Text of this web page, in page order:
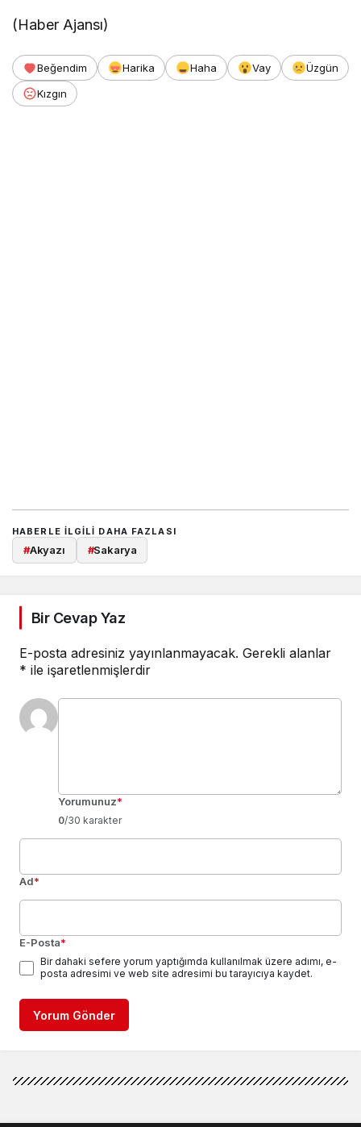
(Haber Ajansı)
Beğendim Harika Haha Vay
Üzgün
Kızgın
HABERLE ILGILI DAHA FAZLASI
#Akyazı #Sakarya
Bir Cevap Yaz
E-posta adresiniz yayınlanmayacak. Gerekli alanlar
* ile işaretlenmişlerdir
Yorumunuz*
0/30 karakter
Ad*
E-Posta*
Bir dahaki sefere yorum yaptığımda kullanılmak üzere adımı, e-
posta adresimi ve web site adresimi bu tarayıcıya kaydet.
Yorum Gönder